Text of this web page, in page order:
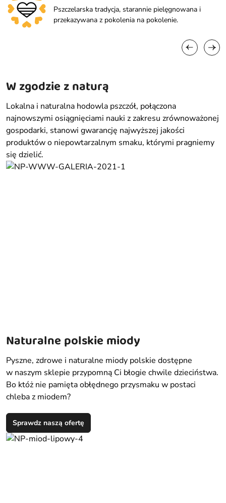
Pszczelarska tradycja, starannie pielęgnowana i
przekazywana z pokolenia na pokolenie.
W zgodzie z naturą
Lokalna i naturalna hodowla pszczół, połączona
najnowszymi osiągnięciami nauki z zakresu zrównoważonej
gospodarki, stanowi gwarancję najwyższej jakości
produktów o niepowtarzalnym smaku, którymi pragniemy
się dzielić.
Naturalne polskie miody
Pyszne, zdrowe i naturalne miody polskie dostępne
w naszym sklepie przypomną Ci błogie chwile dzieciństwa.
Bo któż nie pamięta obłędnego przysmaku w postaci
chleba z miodem?
Sprawdz naszą ofertę